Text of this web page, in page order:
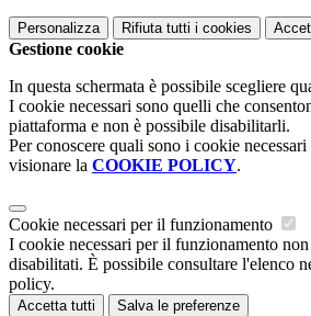
Personalizza Rifiuta tutti i cookies
Gestione cookie
In questa schermata è possibile scegliere
I cookie necessari sono quelli che
piattaforma e non è possibile disabilitarli.
Per conoscere quali sono i cookie
visionare la COOKIE POLICY.
Cookie necessari per il funzionamento
I cookie necessari per il funzionamento non
disabilitati. È possibile consultare l'elenco
policy.
Accetta tutti Salva le preferenze